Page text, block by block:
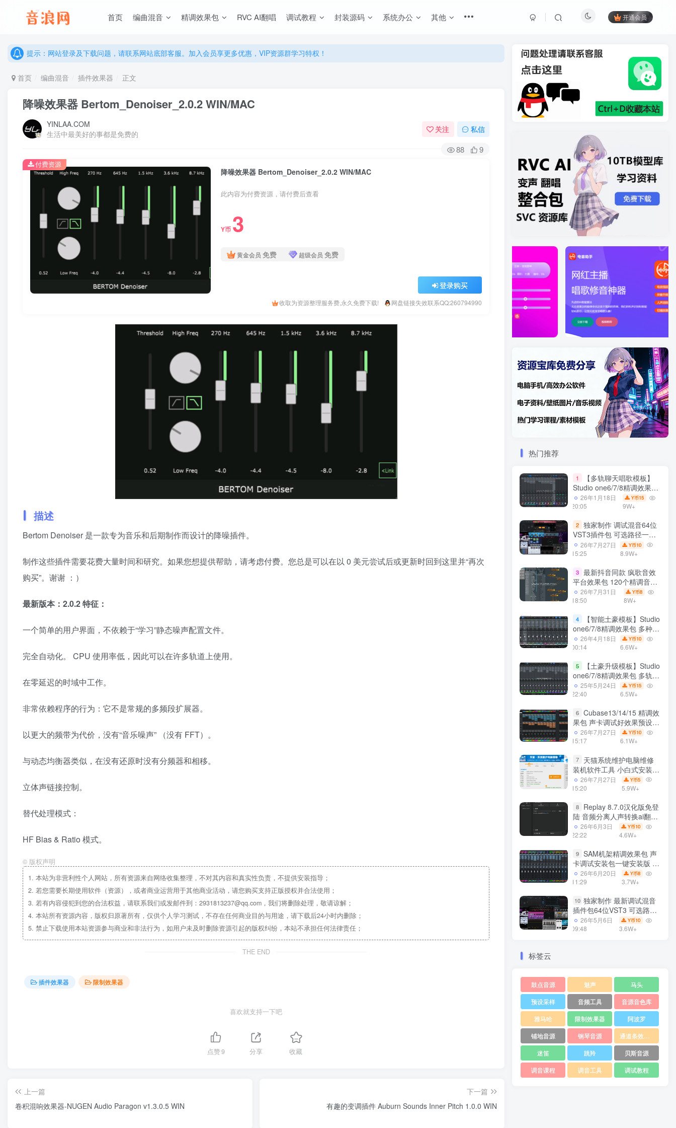
首页 编曲混音 精调效果包 RVC AI翻唱 调试教程 封装源码 系统办公 其他 开通会员
提示：网站登录及下载问题，请联系网站底部客服。加入会员享更多优惠，VIP资源群学习特权！
提示：网站登录及下载问题，请联系网站底部客服。加入会员享更多优惠，VIP资源群学习特权！
首页 编曲混音 插件效果器 正文
降噪效果器 Bertom_Denoiser_2.0.2 WIN/MAC
YINLAA.COM
生活中最美好的事都是免费的
关注 私信
88 9
降噪效果器 Bertom_Denoiser_2.0.2 WIN/MAC
此内容为付费资源，请付费后查看
Y币 3
黄金会员 免费 超级会员 免费
登录购买
收取为资源整理服务费,永久免费下载! 网盘链接失效联系QQ:260794990
付费资源
描述
Bertom Denoiser 是一款专为音乐和后期制作而设计的降噪插件。
制作这些插件需要花费大量时间和研究。如果您想提供帮助，请考虑付费。您总是可以在以 0 美元尝试后或更新时回到这里并“再次
购买”。谢谢 ：）
最新版本：2.0.2 特征：
一个简单的用户界面，不依赖于“学习”静态噪声配置文件。
完全自动化。 CPU 使用率低，因此可以在许多轨道上使用。
在零延迟的时域中工作。
非常依赖程序的行为：它不是常规的多频段扩展器。
以更大的频带为代价，没有“音乐噪声” （没有 FFT）。
与动态均衡器类似，在没有还原时没有分频器和相移。
立体声链接控制。
替代处理模式：
HF Bias & Ratio 模式。
© 版权声明
1. 本站为非营利性个人网站，所有资源来自网络收集整理，不对其内容和真实性负责，不提供安装指导；
2. 若您需要长期使用软件（资源），或者商业运营用于其他商业活动，请您购买支持正版授权并合法使用；
3. 若有内容侵犯到您的合法权益，请联系我们或发邮件到：2931813237@qq.com，我们将删除处理，敬请谅解；
4. 本站所有资源内容，版权归原著所有，仅供个人学习测试，不存在任何商业目的与用途，请下载后24小时内删除；
5. 禁止下载使用本站资源参与商业和非法行为，如用户未及时删除资源引起的版权纠纷，本站不承担任何法律责任；
THE END
插件效果器 限制效果器
喜欢就支持一下吧
点赞9 分享 收藏
上一篇
卷积混响效果器-NUGEN Audio Paragon v1.3.0.5 WIN
下一篇
有趣的变调插件 Auburn Sounds Inner Pitch 1.0.0 WIN
热门推荐
1
【多轨聊天唱歌模板】
Studio one6/7/8精调效果包
多种效果模式 声卡调试好直
播预设模板
26年1月18日
20:05
Y币15
9W+
2 独家制作 调试混音64位
VST3插件包 可选路径一键
安装600个效果器合集v2.0
WiN 支持定制
26年7月27日
15:25
Y币10
8.9W+
3 最新抖音同款 疯歌音效
平台效果包 120个精调音效
包+软件自带170个音效
+600个插件 带安装教程全
26年7月31日
18:50
Y币8
8W+
4
【智能土豪模板】Studio
one6/7/8精调效果包 多种效
果模式可选 声卡调试好预设
模板 带插件全套文件
26年4月18日
00:14
Y币10
6.6W+
5
【土豪升级模板】Studio
one6/7/8精调效果包 多轨道
效果模式可选 声卡调试好预
设模板 带插件全套文件
25年5月24日
22:40
Y币15
6.5W+
6 Cubase13/14/15 精调效
果包 声卡调试好效果预设工
程模板 带插件全套文件
26年7月27日
15:17
Y币10
6.1W+
7
天猫系统维护电脑维修
装机软件工具 小白式安装
完全一键安装系统 电脑系统
装机软件 一键重装系统
26年7月27日
15:20
Y币5
5.9W+
8
Replay 8.7.0汉化版免登
陆 音频分离人声转换ai翻唱
支持50系显卡 一键安装
WiN
26年6月3日
22:22
Y币10
4.6W+
9 SAM机架精调效果包 声
卡调试安装包一键安装版 带
插件包预设效果文件
26年6月20日
11:29
Y币8
3.7W+
10 独家制作 最新调试混音
插件包64位VST3 可选路径
一键安装550个效果器合集
v3.0 WiN 支持定制
26年5月6日
09:48
Y币10
3.6W+
标签云
鼓点音源 魅声
马头
预设采样
音频工具
音源音色库
雅马哈
限制效果器
阿波罗
铺地音源
钢琴音源
通道条效果器
迷笛
跳羚
贝斯音源
调音课程
调音工具 调试教程